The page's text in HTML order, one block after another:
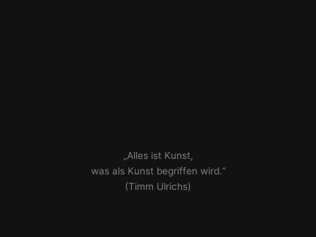
„Alles ist Kunst,
was als Kunst begriffen wird.“
(Timm Ulrichs)